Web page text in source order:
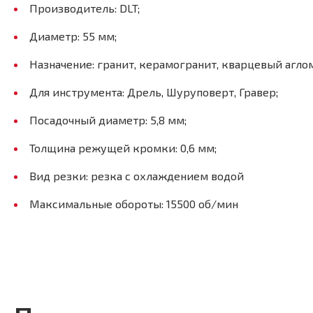
Производитель: DLT;
Диаметр: 55 мм;
Назначение: гранит, керамогранит, кварцевый
Для инструмента: Дрель, Шуруповерт, Гравер;
Посадочный диаметр: 5,8 мм;
Толщина режущей кромки: 0,6 мм;
Вид резки: резка с охлаждением водой
Максимальные обороты: 15500 об/мин